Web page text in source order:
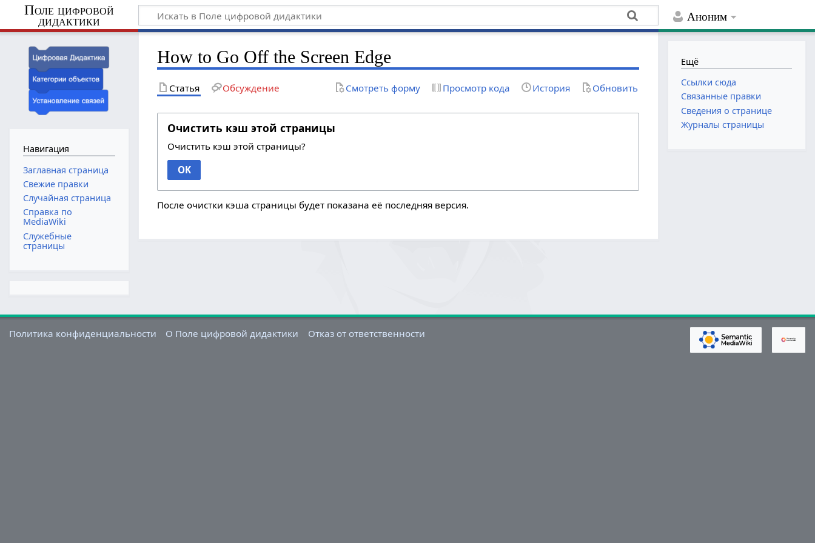
Аноним
Поле цифровой
дидактики
How to Go Off the Screen Edge
Статья Обсуждение Смотреть форму Просмотр кода История Обновить
Очистить кэш этой страницы
Очистить кэш этой страницы?
OK
После очистки кэша страницы будет показана её последняя версия.
Навигация
Заглавная страница
Свежие правки
Случайная страница
Справка по
MediaWiki
Служебные
страницы
Ещё
Ссылки сюда
Связанные правки
Сведения о странице
Журналы страницы
Политика конфиденциальности О Поле цифровой дидактики Отказ от ответственности